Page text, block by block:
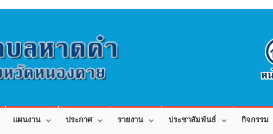
แผนงาน ประกาศ รายงาน ประชาสัมพันธ์ กิจกรรม